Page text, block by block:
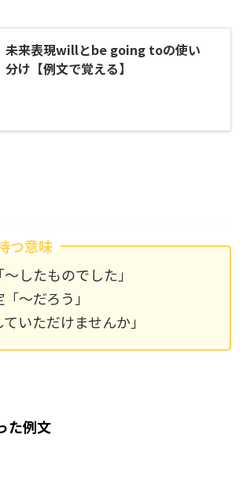
未来表現willとbe going toの使い
分け【例文で覚える】
つ意味
したものでした」
～だろう」
いただけませんか」
た例文